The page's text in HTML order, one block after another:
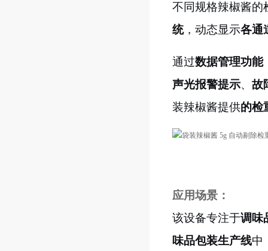
不同规格辣椒酱的
统，动态显示各通
通过数据管理功能
声光报警提示、 故
装辣椒酱提供的检
应用场景：
该设备专注于调味
味品包装生产线中